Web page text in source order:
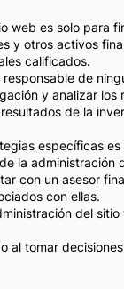
web es solo para
y otros activos
calificados.
de
y analizar
de la
específicas
la administración
con un asesor
con ellas.
del
al tomar